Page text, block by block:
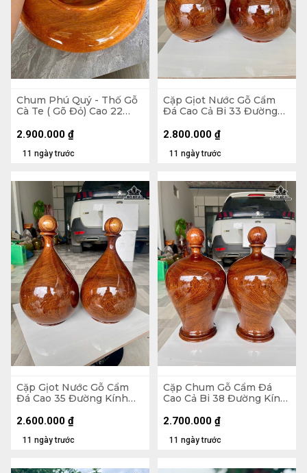
Chum Phú Quý - Thố Gỗ
Cà Te ( Gõ Đỏ) Cao 22
11 ngày trước
2.900.000 ₫
Cặp Gịot Nước Gỗ Cẩm
Đá Cao Cả Bi 33 Đường
11 ngày trước
2.800.000 ₫
Cặp Gịot Nước Gỗ Cẩm
Đá Cao 35 Đường Kính
11 ngày trước
2.600.000 ₫
Cặp Chum Gỗ Cẩm Đá
Cao Cả Bi 38 Đường Kính
11 ngày trước
2.700.000 ₫